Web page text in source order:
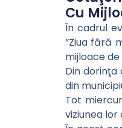
Cu
În cadrul
”Ziua fără
mijloace
Din
din
Tot
viziunea